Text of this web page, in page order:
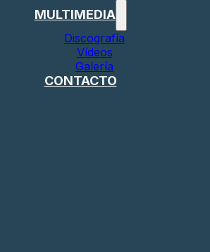
MULTIMEDIA
Discografía
Vídeos
Galería
CONTACTO